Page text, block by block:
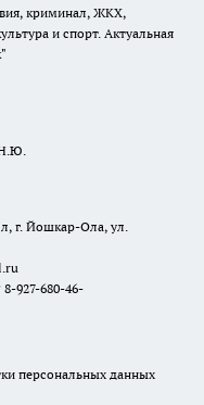
криминал, ЖКХ,
и спорт. Актуальная
Н.Ю.
г. Йошкар-Ола, ул.
927-680-46-
персональных данных